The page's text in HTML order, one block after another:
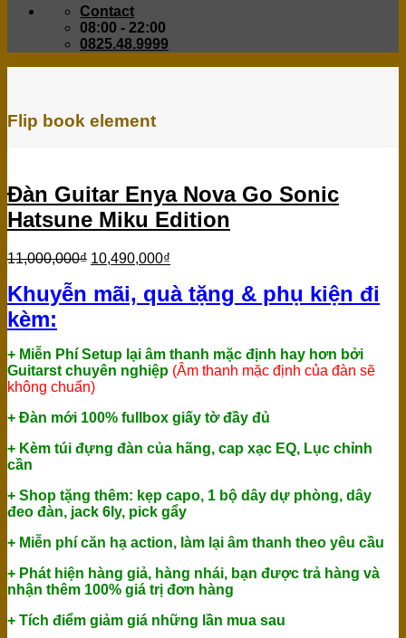
Contact
08:00 - 22:00
0825.48.9999
Flip book element
Đàn Guitar Enya Nova Go Sonic
Hatsune Miku Edition
11,000,000₫ 10,490,000₫
Khuyễn mãi, quà tặng & phụ kiện đi
kèm:
+ Miễn Phí Setup lại âm thanh mặc định hay hơn bởi
Guitarst chuyên nghiệp (Âm thanh mặc định của đàn sẽ
không chuẩn)
+ Đàn mới 100% fullbox giấy tờ đầy đủ
+ Kèm túi đựng đàn của hãng, cap xạc EQ, Lục chỉnh
cần
+ Shop tặng thêm: kẹp capo, 1 bộ dây dự phòng, dây
đeo đàn, jack 6ly, pick gẩy
+ Miễn phí căn hạ action, làm lại âm thanh theo yêu cầu
+ Phát hiện hàng giả, hàng nhái, bạn được trả hàng và
nhận thêm 100% giá trị đơn hàng
+ Tích điểm giảm giá những lần mua sau